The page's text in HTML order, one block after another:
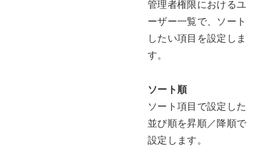
管理者権限におけるユ
ーザー一覧で、ソート
したい項目を設定しま
す。
ソート順
ソート項目で設定した
並び順を昇順／降順で
設定します。